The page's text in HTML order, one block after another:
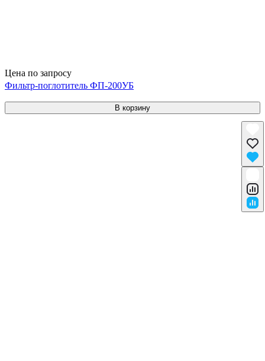
Цена по запросу
Фильтр-поглотитель ФП-200УБ
В корзину